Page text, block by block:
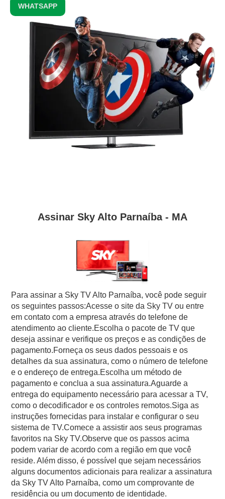
WHATSAPP
Assinar Sky Alto Parnaíba - MA
Para assinar a Sky TV Alto Parnaíba, você pode seguir
os seguintes passos:Acesse o site da Sky TV ou entre
em contato com a empresa através do telefone de
atendimento ao cliente.Escolha o pacote de TV que
deseja assinar e verifique os preços e as condições de
pagamento.Forneça os seus dados pessoais e os
detalhes da sua assinatura, como o número de telefone
e o endereço de entrega.Escolha um método de
pagamento e conclua a sua assinatura.Aguarde a
entrega do equipamento necessário para acessar a TV,
como o decodificador e os controles remotos.Siga as
instruções fornecidas para instalar e configurar o seu
sistema de TV.Comece a assistir aos seus programas
favoritos na Sky TV.Observe que os passos acima
podem variar de acordo com a região em que você
reside. Além disso, é possível que sejam necessários
alguns documentos adicionais para realizar a assinatura
da Sky TV Alto Parnaíba, como um comprovante de
residência ou um documento de identidade.